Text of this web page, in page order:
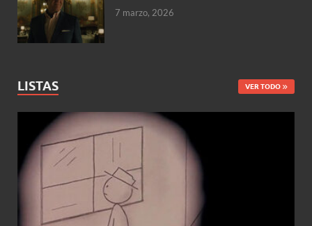
7 marzo, 2026
LISTAS VER TODO